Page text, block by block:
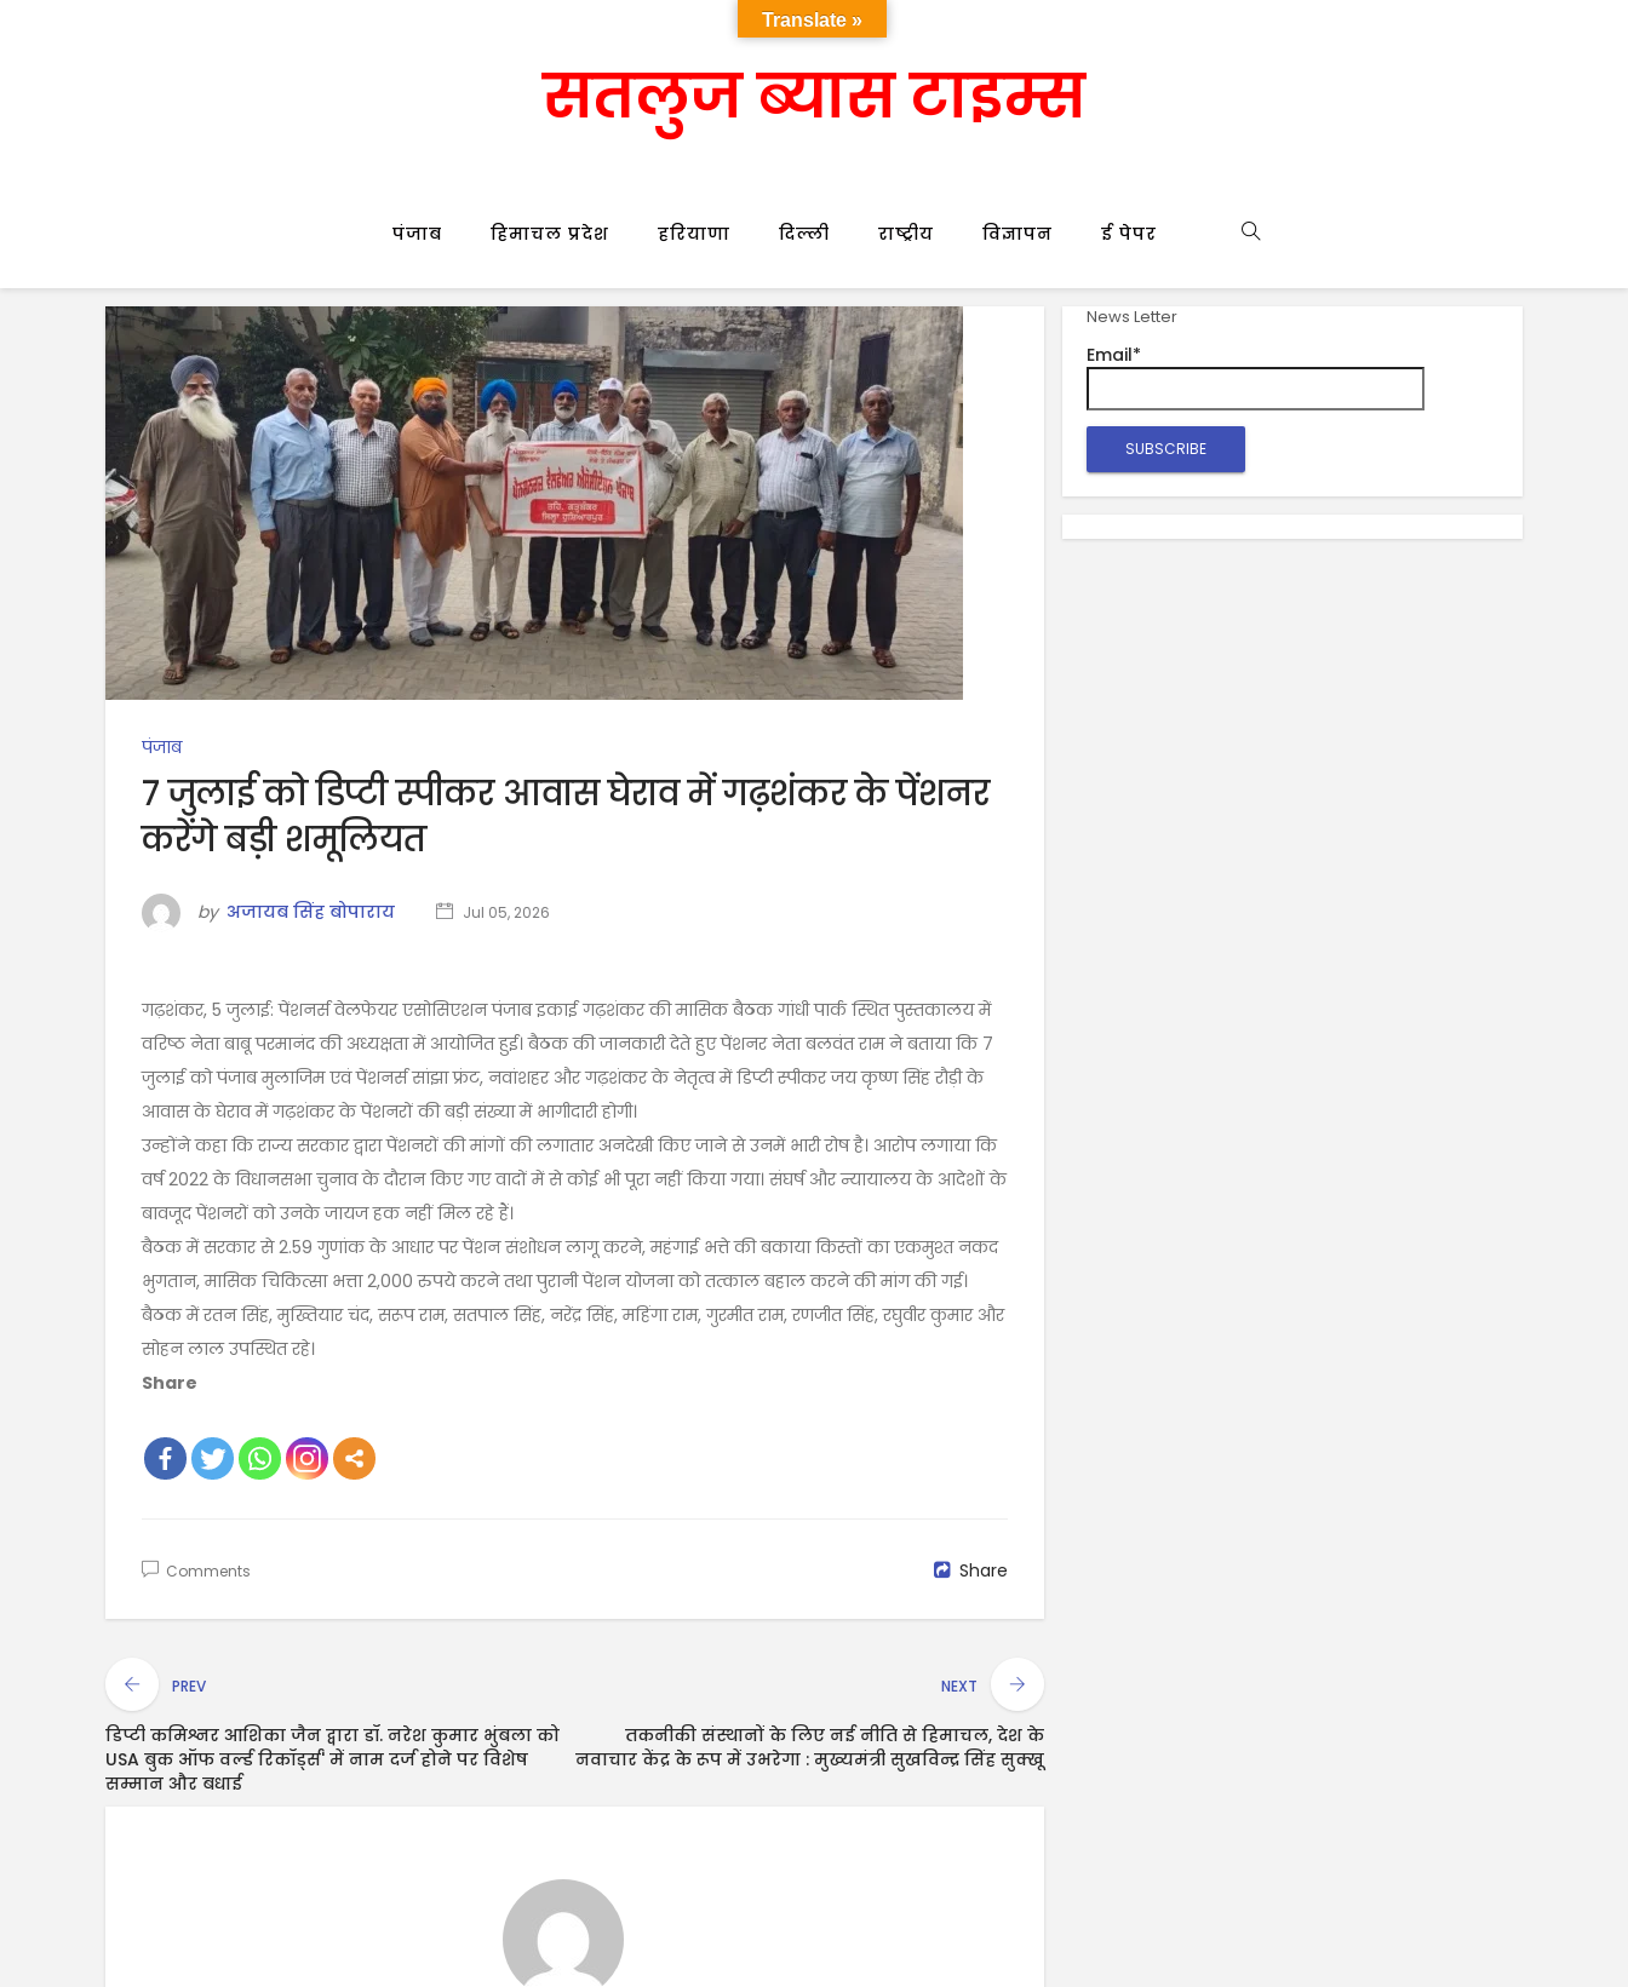
सतलुज ब्यास टाइम्स
पंजाब हिमाचल प्रदेश हरियाणा दिल्ली राष्ट्रीय विज्ञापन ई पेपर
पंजाब
7 जुलाई को डिप्टी स्पीकर आवास घेराव में गढ़शंकर के पेंशनर
करेंगे बड़ी शमूलियत
by अजायब सिंह बोपाराय Jul 05, 2026
गढ़शंकर, 5 जुलाई: पेंशनर्स वेलफेयर एसोसिएशन पंजाब इकाई गढ़शंकर की मासिक बैठक गांधी पार्क स्थित पुस्तकालय में
वरिष्ठ नेता बाबू परमानंद की अध्यक्षता में आयोजित हुई। बैठक की जानकारी देते हुए पेंशनर नेता बलवंत राम ने बताया कि 7
जुलाई को पंजाब मुलाजिम एवं पेंशनर्स सांझा फ्रंट, नवांशहर और गढ़शंकर के नेतृत्व में डिप्टी स्पीकर जय कृष्ण सिंह रौड़ी के
आवास के घेराव में गढ़शंकर के पेंशनरों की बड़ी संख्या में भागीदारी होगी।
उन्होंने कहा कि राज्य सरकार द्वारा पेंशनरों की मांगों की लगातार अनदेखी किए जाने से उनमें भारी रोष है। आरोप लगाया कि
वर्ष 2022 के विधानसभा चुनाव के दौरान किए गए वादों में से कोई भी पूरा नहीं किया गया। संघर्ष और न्यायालय के आदेशों के
बावजूद पेंशनरों को उनके जायज हक नहीं मिल रहे हैं।
बैठक में सरकार से 2.59 गुणांक के आधार पर पेंशन संशोधन लागू करने, महंगाई भत्ते की बकाया किस्तों का एकमुश्त नकद
भुगतान, मासिक चिकित्सा भत्ता 2,000 रुपये करने तथा पुरानी पेंशन योजना को तत्काल बहाल करने की मांग की गई।
बैठक में रतन सिंह, मुख्तियार चंद, सरूप राम, सतपाल सिंह, नरेंद्र सिंह, महिंगा राम, गुरमीत राम, रणजीत सिंह, रघुवीर कुमार और
सोहन लाल उपस्थित रहे।
Share
Comments Share
PREV
डिप्टी कमिश्नर आशिका जैन द्वारा डॉ. नरेश कुमार भुंबला को
USA बुक ऑफ वर्ल्ड रिकॉर्ड्स' में नाम दर्ज होने पर विशेष
सम्मान और बधाई
NEXT
तकनीकी संस्थानों के लिए नई नीति से हिमाचल, देश के
नवाचार केंद्र के रूप में उभरेगा : मुख्यमंत्री सुखविन्द्र सिंह सुक्खू
News Letter
Email*
Translate »